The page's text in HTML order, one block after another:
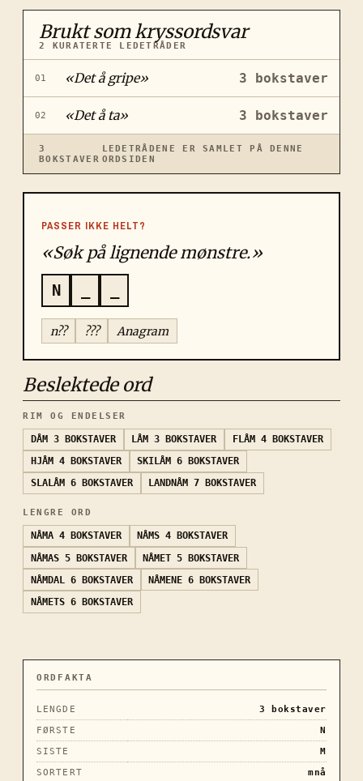
Brukt som kryssordsvar
2 KURATERTE LEDETRÅDER
01 «Det å gripe» 3 bokstaver
02 «Det å ta» 3 bokstaver
3
BOKSTAVER
LEDETRÅDENE ER SAMLET PÅ DENNE
ORDSIDEN
PASSER IKKE HELT?
«Søk på lignende mønstre.»
N
n?? ??? Anagram
Beslektede ord
RIM OG ENDELSER
DÅM 3 BOKSTAVER LÅM 3 BOKSTAVER FLÅM 4 BOKSTAVER
HJÅM 4 BOKSTAVER SKILÅM 6 BOKSTAVER
SLALÅM 6 BOKSTAVER LANDNÅM 7 BOKSTAVER
LENGRE ORD
NÅMA 4 BOKSTAVER NÅMS 4 BOKSTAVER
NÅMAS 5 BOKSTAVER NÅMET 5 BOKSTAVER
NÅMDAL 6 BOKSTAVER NÅMENE 6 BOKSTAVER
NÅMETS 6 BOKSTAVER
ORDFAKTA
LENGDE 3
bokstaver
FØRSTE
N
SISTE
M
SORTERT
mnå